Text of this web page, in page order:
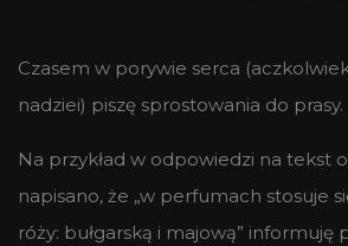
Czasem w porywie serca
nadziei) piszę sprostowania do prasy.
Na przykład w odpowiedzi na tekst
napisano, że „w perfumach stosuje
róży: bułgarską i majową” informuję